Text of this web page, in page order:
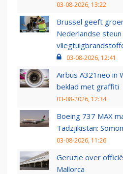
03-08-2026, 13:22
Brussel geeft
Nederlandse
03-08-2026, 12:41
Airbus A321neo in
beklad met graffiti
03-08-2026, 12:34
Boeing 737 MAX
Tadzjikistan:
03-08-2026, 11:26
Geruzie over
Mallorca